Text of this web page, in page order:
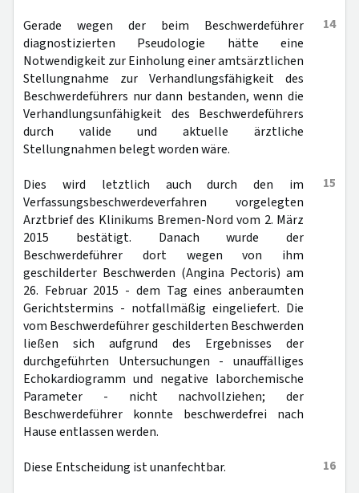
14
Gerade wegen der beim Beschwerdeführer
diagnostizierten Pseudologie hätte eine
Notwendigkeit zur Einholung einer amtsärztlichen
Stellungnahme zur Verhandlungsfähigkeit des
Beschwerdeführers nur dann bestanden, wenn die
Verhandlungsunfähigkeit des Beschwerdeführers
durch valide und aktuelle ärztliche
Stellungnahmen belegt worden wäre.
15
Dies wird letztlich auch durch den im
Verfassungsbeschwerdeverfahren vorgelegten
Arztbrief des Klinikums Bremen-Nord vom 2. März
2015 bestätigt. Danach wurde der
Beschwerdeführer dort wegen von ihm
geschilderter Beschwerden (Angina Pectoris) am
26. Februar 2015 - dem Tag eines anberaumten
Gerichtstermins - notfallmäßig eingeliefert. Die
vom Beschwerdeführer geschilderten Beschwerden
ließen sich aufgrund des Ergebnisses der
durchgeführten Untersuchungen - unauffälliges
Echokardiogramm und negative laborchemische
Parameter - nicht nachvollziehen; der
Beschwerdeführer konnte beschwerdefrei nach
Hause entlassen werden.
16
Diese Entscheidung ist unanfechtbar.